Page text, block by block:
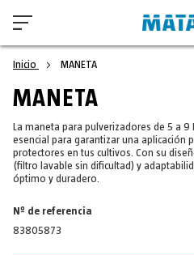
Inicio MANETA
MANETA
La maneta para pulverizadores de 5 a 9
esencial para garantizar una aplicación
protectores en tus cultivos. Con su
(filtro lavable sin dificultad) y
óptimo y duradero.
Nº de referencia
83805873